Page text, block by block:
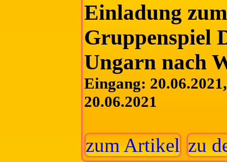
Einladung
Gruppenspiel
Ungarn nach
Eingang:
20.06.2021
zum Artikel zu